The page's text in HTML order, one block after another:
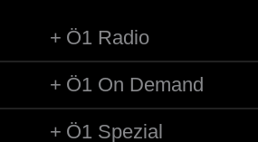
Ö1 Radio
Ö1 On Demand
Ö1 Spezial